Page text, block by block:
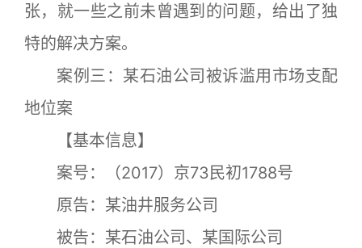
张，就一些之前未曾遇到的问题，给出了独
特的解决方案。
案例三：某石油公司被诉滥用市场支配
地位案
【基本信息】
案号：（2017）京73民初1788号
原告：某油井服务公司
被告：某石油公司、某国际公司